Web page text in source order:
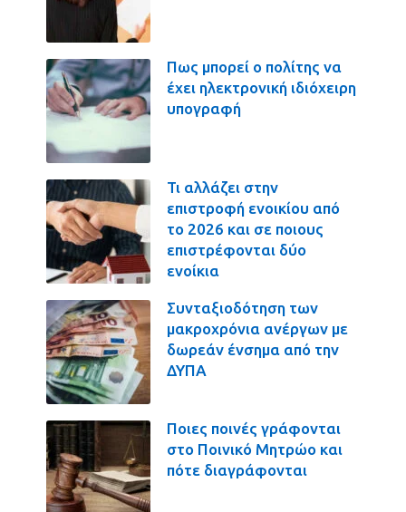
Πως μπορεί ο πολίτης να
έχει ηλεκτρονική ιδιόχειρη
υπογραφή
Τι αλλάζει στην
επιστροφή ενοικίου από
το 2026 και σε ποιους
επιστρέφονται δύο
ενοίκια
Συνταξιοδότηση των
μακροχρόνια ανέργων με
δωρεάν ένσημα από την
ΔΥΠΑ
Ποιες ποινές γράφονται
στο Ποινικό Μητρώο και
πότε διαγράφονται